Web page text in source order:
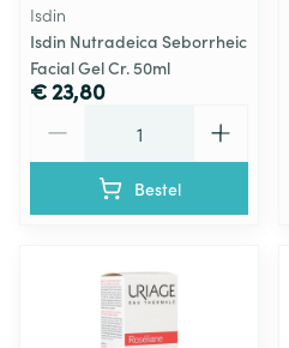
Isdin
Isdin Nutradeica Seborrheic
Facial Gel Cr. 50ml
€ 23,80
Bestel